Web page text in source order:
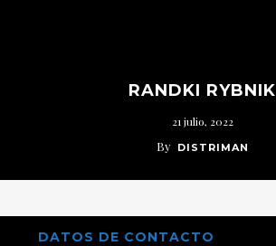
RANDKI RYBNIK
21 julio, 2022
By DISTRIMAN
DATOS DE CONTACTO